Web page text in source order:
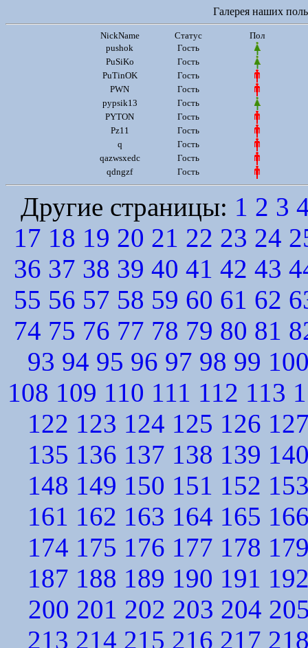
Галерея наших
NickName Статус
Пол
pushok
Гость
PuSiKo
Гость
PuTinOK
Гость
PWN
Гость
pypsik13
Гость
PYTON
Гость
Pz11
Гость
q
Гость
qazwsxedc
Гость
qdngzf
Гость
Другие страницы: 1 2 3
17 18 19 20 21 22 23 24
36 37 38 39 40 41 42 43
55 56 57 58 59 60 61 62
74 75 76 77 78 79 80 81
93 94 95 96 97 98 99
108 109 110 111 112 113
122 123 124 125 126
135 136 137 138 139
148 149 150 151 152
161 162 163 164 165
174 175 176 177 178
187 188 189 190 191
200 201 202 203 204
213 214 215 216 217